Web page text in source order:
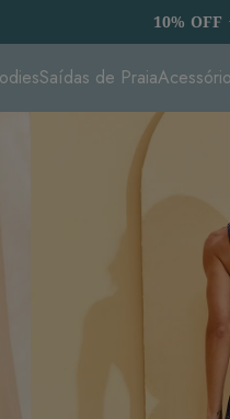
10% OFF
Saídas de Praia